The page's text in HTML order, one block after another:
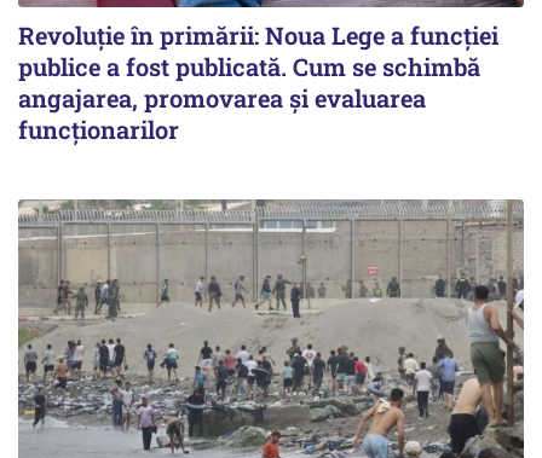
Revoluție în primării: Noua Lege a funcției
publice a fost publicată. Cum se schimbă
angajarea, promovarea și evaluarea
funcționarilor